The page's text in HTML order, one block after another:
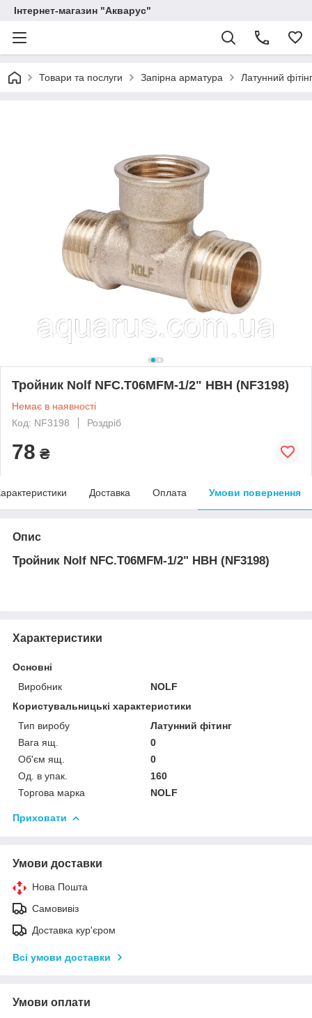
Інтернет-магазин "Акварус"
Товари та послуги Запірна арматура Латунний
Тройник Nolf NFC.T06MFM-1/2" НВН (NF3198)
Немає в наявності
Код: NF3198
Роздріб
78 ₴
Доставка Оплата Умови повернення
Опис
Тройник Nolf NFC.T06MFM-1/2" НВН (NF3198)
Характеристики
Основні
Виробник
NOLF
Користувальницькі характеристики
Тип виробу
Латунний фітинг
Вага ящ.
0
Об'єм ящ.
0
Од. в упак.
160
Торгова марка
NOLF
Приховати
Умови доставки
Нова Пошта
Самовивіз
Доставка кур'єром
Всі умови доставки
Умови оплати